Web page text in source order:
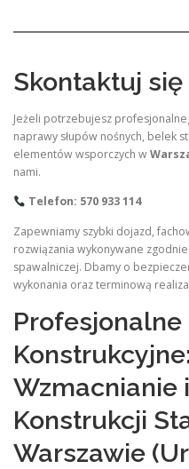
Skontaktuj się
Jeżeli potrzebujesz
naprawy słupów nośnych, belek
elementów wsporczych w
nami.
Telefon: 570 933 114
Zapewniamy szybki dojazd,
rozwiązania wykonywane
spawalniczej. Dbamy o
wykonania oraz terminową
Profesjonalne
Wzmacnianie
Konstrukcji
Warszawie